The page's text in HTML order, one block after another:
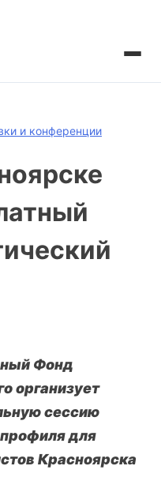
и конференции
Фонд
организует
сессию
профиля для
Красноярска